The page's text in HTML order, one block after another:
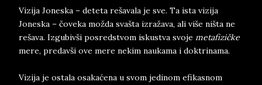
Vizija Joneska – deteta rešavala je sve. Ta ista vizija
Joneska – čoveka možda svašta izražava, ali više ništa ne
rešava. Izgubivši posredstvom iskustva svoje metafizičke
mere, predavši ove mere nekim naukama i doktrinama.
Vizija je ostala osakaćena u svom jedinom efikasnom